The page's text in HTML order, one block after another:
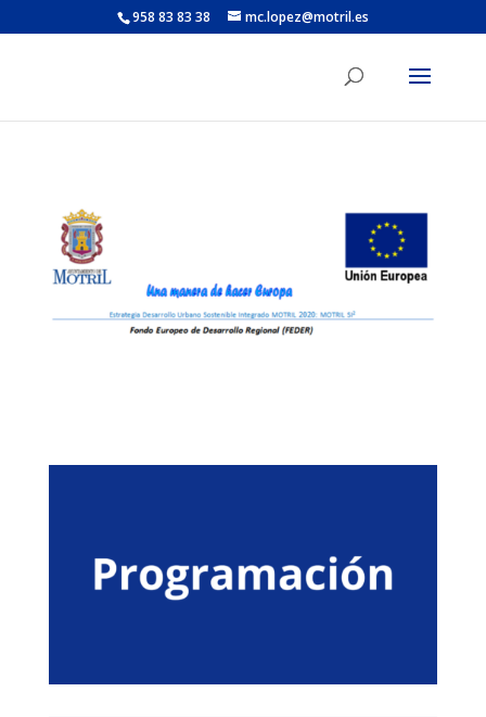
958 83 83 38 mc.lopez@motril.es